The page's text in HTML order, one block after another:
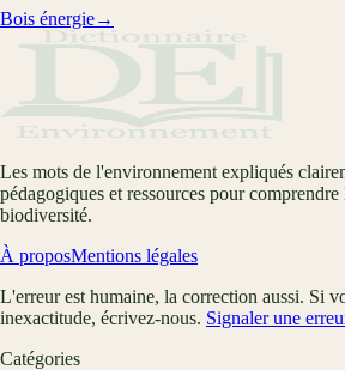
Bois énergie→
Les mots de l'environnement expliqués
pédagogiques et ressources pour
biodiversité.
À proposMentions légales
L'erreur est humaine, la correction aussi. Si
inexactitude, écrivez-nous. Signaler une
Catégories